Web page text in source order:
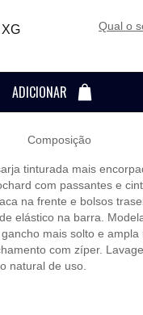
XG qual o
ADICIONAR
Composição
tinturada mais
com passantes e
na frente e bolsos
elástico na barra.
mais solto e ampla
com zíper.
natural de uso.